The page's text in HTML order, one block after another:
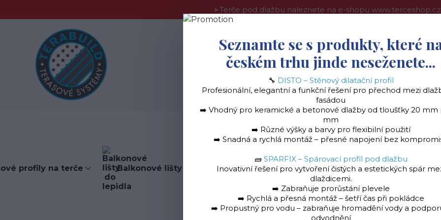
➢Terče pod dlažbu naleznete na e-shopu
Hledat
profily na terče Balkonové lišty do lepidla Stěnový dilatační profil "DISTO"
Seznamte se s produkty, které
českém trhu jinde neseženete...
🔧 DISTO – Stěnový dilatační profil
Profesionální, elegantní a funkční řešení pro přechod mezi
fasádou
➡️ Vhodný pro keramické a betonové dlažby od tloušťky 20 mm
mm
➡️ Různé výšky a barvy pro flexibilní použití
➡️ Snadná a rychlá montáž – přesné napojení bez
🧱 SPARFIX – Spárovací profil pod dlažbu
Inovativní řešení pro vytvoření čistých a estetických spár
dlaždicemi.
➡️ Zabraňuje prorůstání plevele
➡️ Rychlá a přesná montáž – šetří čas při pokládce
➡️ Propustný pro vodu – zabraňuje hromadění vody a
odvodnění